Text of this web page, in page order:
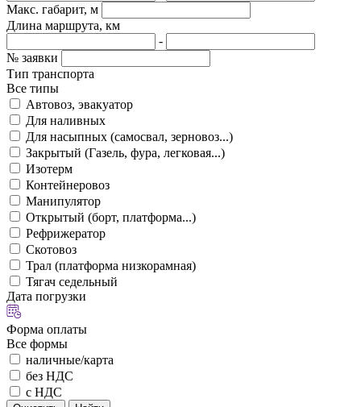
Макс. габарит, м
Длина маршрута, км
-
№ заявки
Тип транспорта
Все типы
Автовоз, эвакуатор
Для наливных
Для насыпных (самосвал, зерновоз...)
Закрытый (Газель, фура, легковая...)
Изотерм
Контейнеровоз
Манипулятор
Открытый (борт, платформа...)
Рефрижератор
Скотовоз
Трал (платформа низкорамная)
Тягач седельный
Дата погрузки
Форма оплаты
Все формы
наличные/карта
без НДС
с НДС